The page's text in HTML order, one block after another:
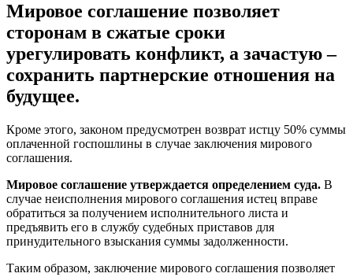
Мировое соглашение позволяет
сторонам в сжатые сроки
урегулировать конфликт, а зачастую –
сохранить партнерские отношения на
будущее.
Кроме этого, законом предусмотрен возврат истцу 50% суммы
оплаченной госпошлины в случае заключения мирового
соглашения.
Мировое соглашение утверждается определением суда. В
случае неисполнения мирового соглашения истец вправе
обратиться за получением исполнительного листа и
предъявить его в службу судебных приставов для
принудительного взыскания суммы задолженности.
Таким образом, заключение мирового соглашения позволяет